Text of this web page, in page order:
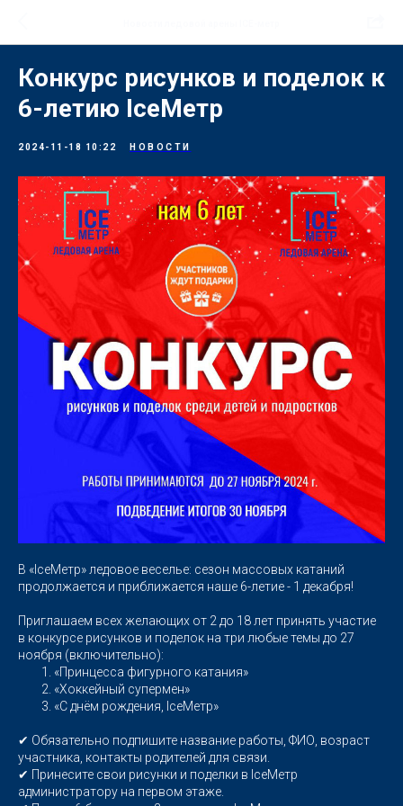
Конкурс рисунков и поделок к
6-летию IceМетр
2024-11-18 10:22 НОВОСТИ
В «IcеМетр» ледовое веселье: сезон массовых катаний
продолжается и приближается наше 6-летие - 1 декабря!
Приглашаем всех желающих от 2 до 18 лет принять участие
в конкурсе рисунков и поделок на три любые темы до 27
ноября (включительно):
«Принцесса фигурного катания»
«Хоккейный супермен»
«С днём рождения, IceМетр»
✔ Обязательно подпишите название работы, ФИО, возраст
участника, контакты родителей для связи.
✔ Принесите свои рисунки и поделки в IceMетр
администратору на первом этаже.